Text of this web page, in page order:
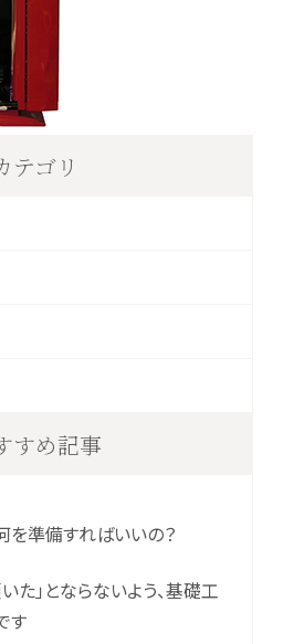
テゴリ
すめ記事
を準備すればいいの？
た」とならないよう、基礎工
す